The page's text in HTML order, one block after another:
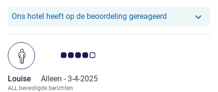
Ons hotel heeft op de beoordeling gereageerd Ons hotel
Avis-klantbeoordeling 4.0/5
Louise Alleen - 3-4-2025
ALL bevestigde berichten